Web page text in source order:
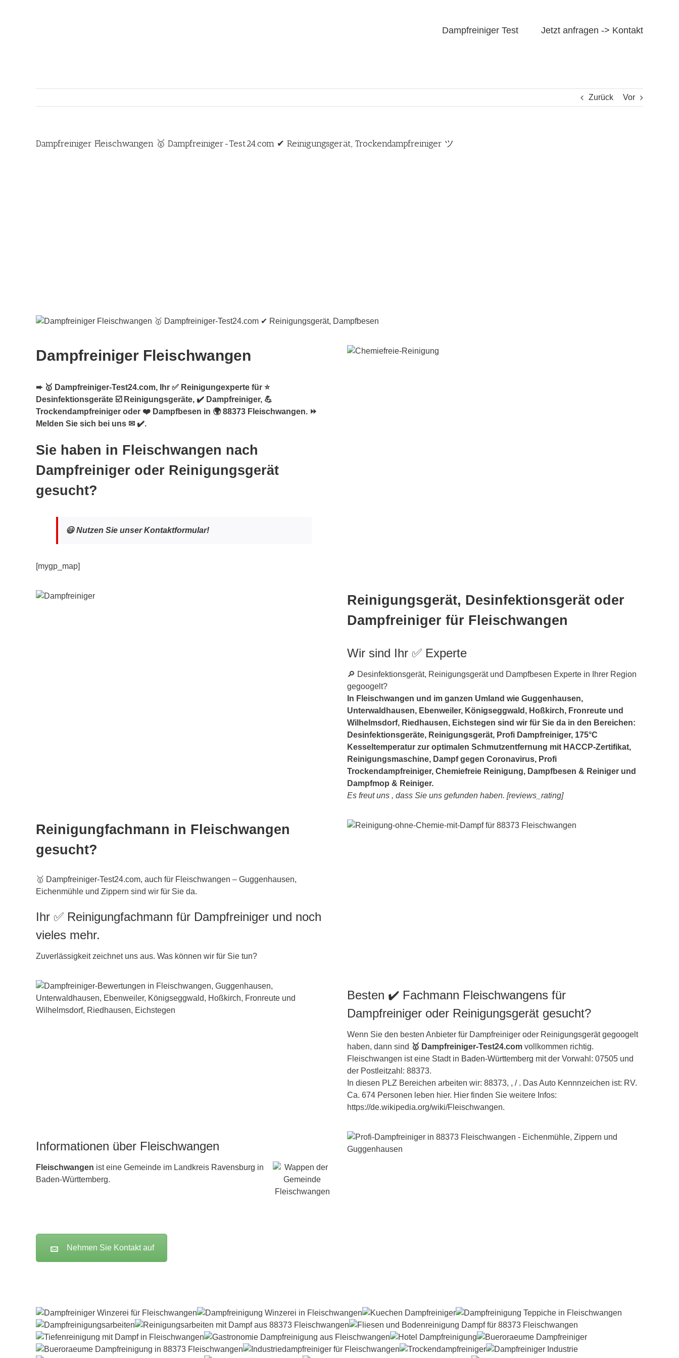
Dampfreiniger Test Jetzt anfragen -> Kontakt
Zurück Vor
Dampfreiniger Fleischwangen 🥇 Dampfreiniger-Test24.com ✔ Reinigungsgerät, Trockendampfreiniger ツ
Dampfreiniger Fleischwangen
➨ 🥇 Dampfreiniger-Test24.com, Ihr ✅ Reinigungexperte für ⭐
Desinfektionsgeräte ☑️ Reinigungsgeräte, ✔️ Dampfreiniger, 💪
Trockendampfreiniger oder ❤️ Dampfbesen in 🌍 88373 Fleischwangen. ⏩
Melden Sie sich bei uns ✉ ✔️.
Sie haben in Fleischwangen nach
Dampfreiniger oder Reinigungsgerät
gesucht?
😃 Nutzen Sie unser Kontaktformular!
[mygp_map]
Reinigungsgerät, Desinfektionsgerät oder
Dampfreiniger für Fleischwangen
Wir sind Ihr ✅ Experte
🔎 Desinfektionsgerät, Reinigungsgerät und Dampfbesen Experte in Ihrer Region
gegoogelt?
In Fleischwangen und im ganzen Umland wie Guggenhausen,
Unterwaldhausen, Ebenweiler, Königseggwald, Hoßkirch, Fronreute und
Wilhelmsdorf, Riedhausen, Eichstegen sind wir für Sie da in den Bereichen:
Desinfektionsgeräte, Reinigungsgerät, Profi Dampfreiniger, 175°C
Kesseltemperatur zur optimalen Schmutzentfernung mit HACCP-Zertifikat,
Reinigungsmaschine, Dampf gegen Coronavirus, Profi
Trockendampfreiniger, Chemiefreie Reinigung, Dampfbesen & Reiniger und
Dampfmop & Reiniger.
Es freut uns , dass Sie uns gefunden haben. [reviews_rating]
Reinigungfachmann in Fleischwangen
gesucht?
🥇 Dampfreiniger-Test24.com, auch für Fleischwangen – Guggenhausen,
Eichenmühle und Zippern sind wir für Sie da.
Ihr ✅ Reinigungfachmann für Dampfreiniger und noch
vieles mehr.
Zuverlässigkeit zeichnet uns aus. Was können wir für Sie tun?
Besten ✔️ Fachmann Fleischwangens für
Dampfreiniger oder Reinigungsgerät gesucht?
Wenn Sie den besten Anbieter für Dampfreiniger oder Reinigungsgerät gegoogelt
haben, dann sind 🥇 Dampfreiniger-Test24.com vollkommen richtig.
Fleischwangen ist eine Stadt in Baden-Württemberg mit der Vorwahl: 07505 und
der Postleitzahl: 88373.
In diesen PLZ Bereichen arbeiten wir: 88373, , / . Das Auto Kennnzeichen ist: RV.
Ca. 674 Personen leben hier. Hier finden Sie weitere Infos:
https://de.wikipedia.org/wiki/Fleischwangen.
Informationen über Fleischwangen
Fleischwangen ist eine Gemeinde im Landkreis Ravensburg in
Baden-Württemberg.
Nehmen Sie Kontakt auf